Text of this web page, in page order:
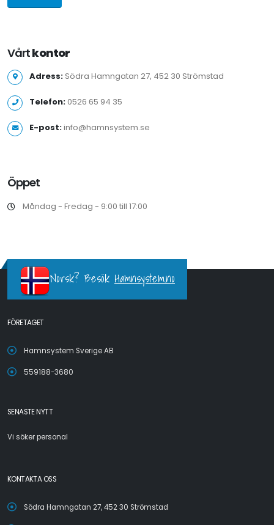
Vårtkontor
Adress: Södra Hamngatan 27, 452 30 Strömstad
Telefon: 0526 65 94 35
E-post:info@hamnsystem.se
Öppet
Måndag - Fredag - 9:00 till 17:00
Norsk? Besök Hamnsystem.no
FÖRETAGET
Hamnsystem Sverige AB
559188-3680
SENASTE NYTT
Vi söker personal
KONTAKTA OSS
Södra Hamngatan 27, 452 30 Strömstad